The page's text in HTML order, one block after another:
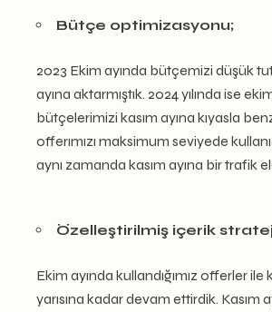
Bütçe optimizasyonu;
2023 Ekim ayında bütçemizi düşük
ayına aktarmıştık. 2024 yılında ise
bütçelerimizi kasım ayına kıyasla
offerımızı maksimum seviyede
aynı zamanda kasım ayına bir trafik
Özelleştirilmiş içerik
Ekim ayında kullandığımız offerler ile
yarısına kadar devam ettirdik. Kasım